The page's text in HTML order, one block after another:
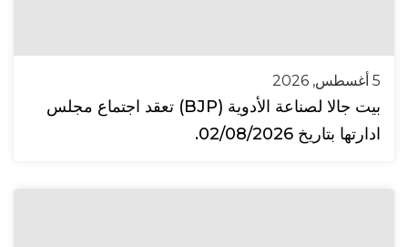
5 أغسطس, 2026
بيت جالا لصناعة الأدوية (BJP) تعقد اجتماع مجلس
ادارتها بتاريخ 02/08/2026.